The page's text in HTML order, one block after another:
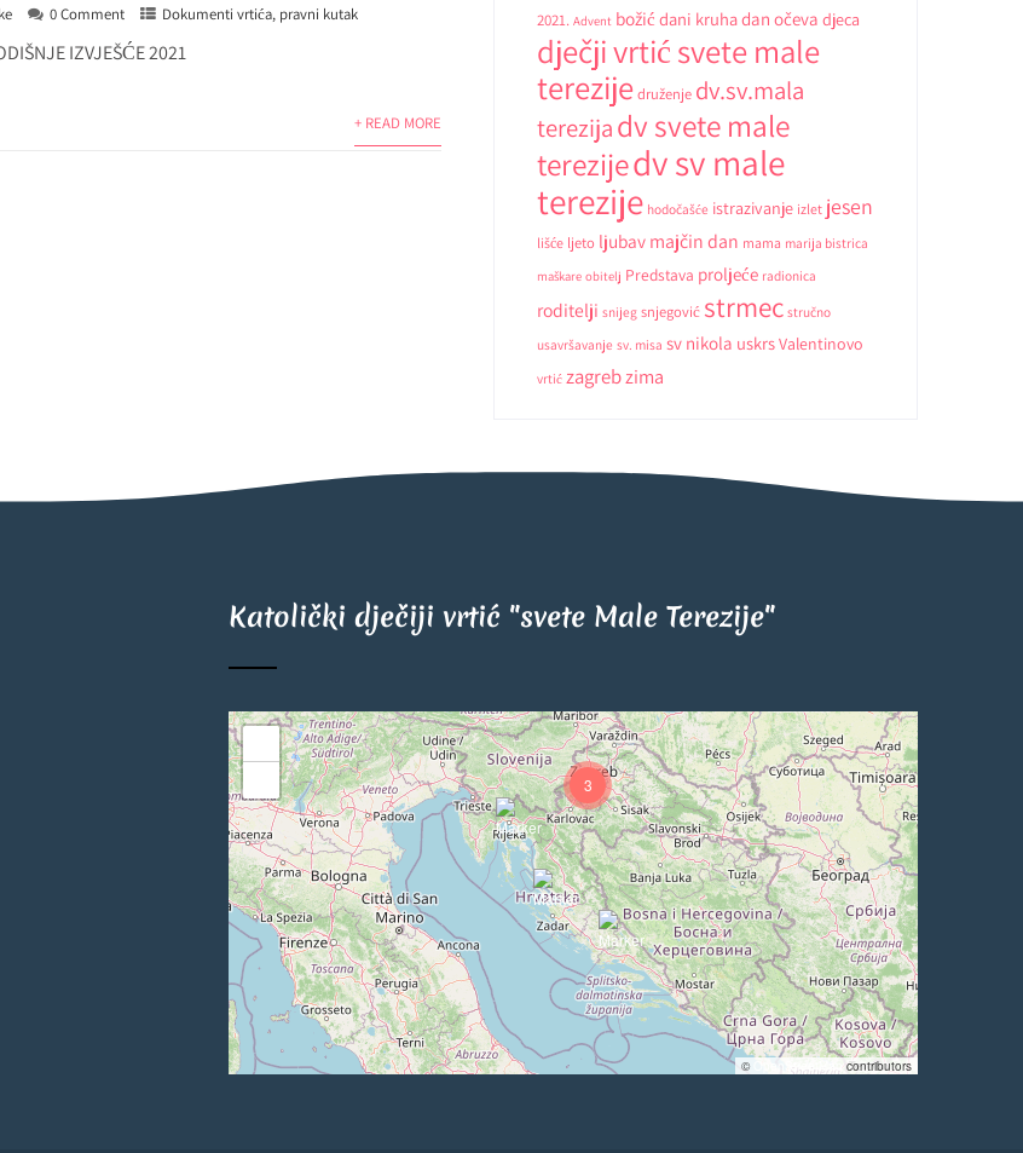
0 Comment Dokumenti vrtića, pravni kutak
IZVJEŠĆE 2021
+ READ MORE
2021. Advent božić dani kruhadan očeva djeca
dječji vrtić svete male
terezijedruženje dv.sv.mala
terezijadv svete male
terezijedv sv male
terezije hodočašće istrazivanje izlet jesen
lišće ljeto ljubav majčin dan mama marija bistrica
maškare obitelj Predstava proljeće radionica
roditelji snijeg snjegović strmec stručno
usavršavanje sv. misa sv nikola uskrsValentinovo
vrtić zagrebzima
Katolički dječiji vrtić "svete Male Terezije"
3
© OpenStreetMap contributors